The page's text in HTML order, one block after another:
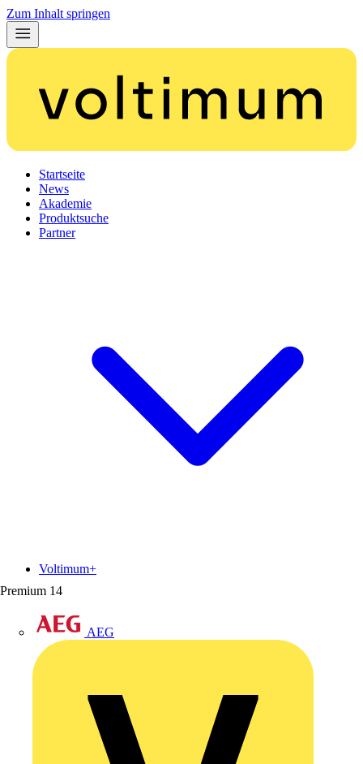
Zum Inhalt springen
Startseite
News
Akademie
Produktsuche
Partner
Premium 14
AEG
Voltimum+